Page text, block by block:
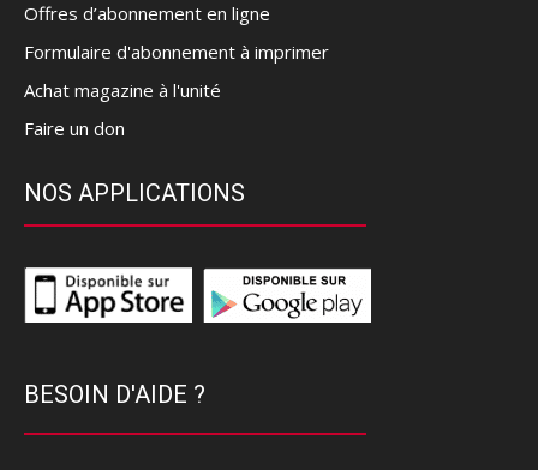
Offres d’abonnement en ligne
Formulaire d'abonnement à imprimer
Achat magazine à l'unité
Faire un don
NOS APPLICATIONS
BESOIN D'AIDE ?